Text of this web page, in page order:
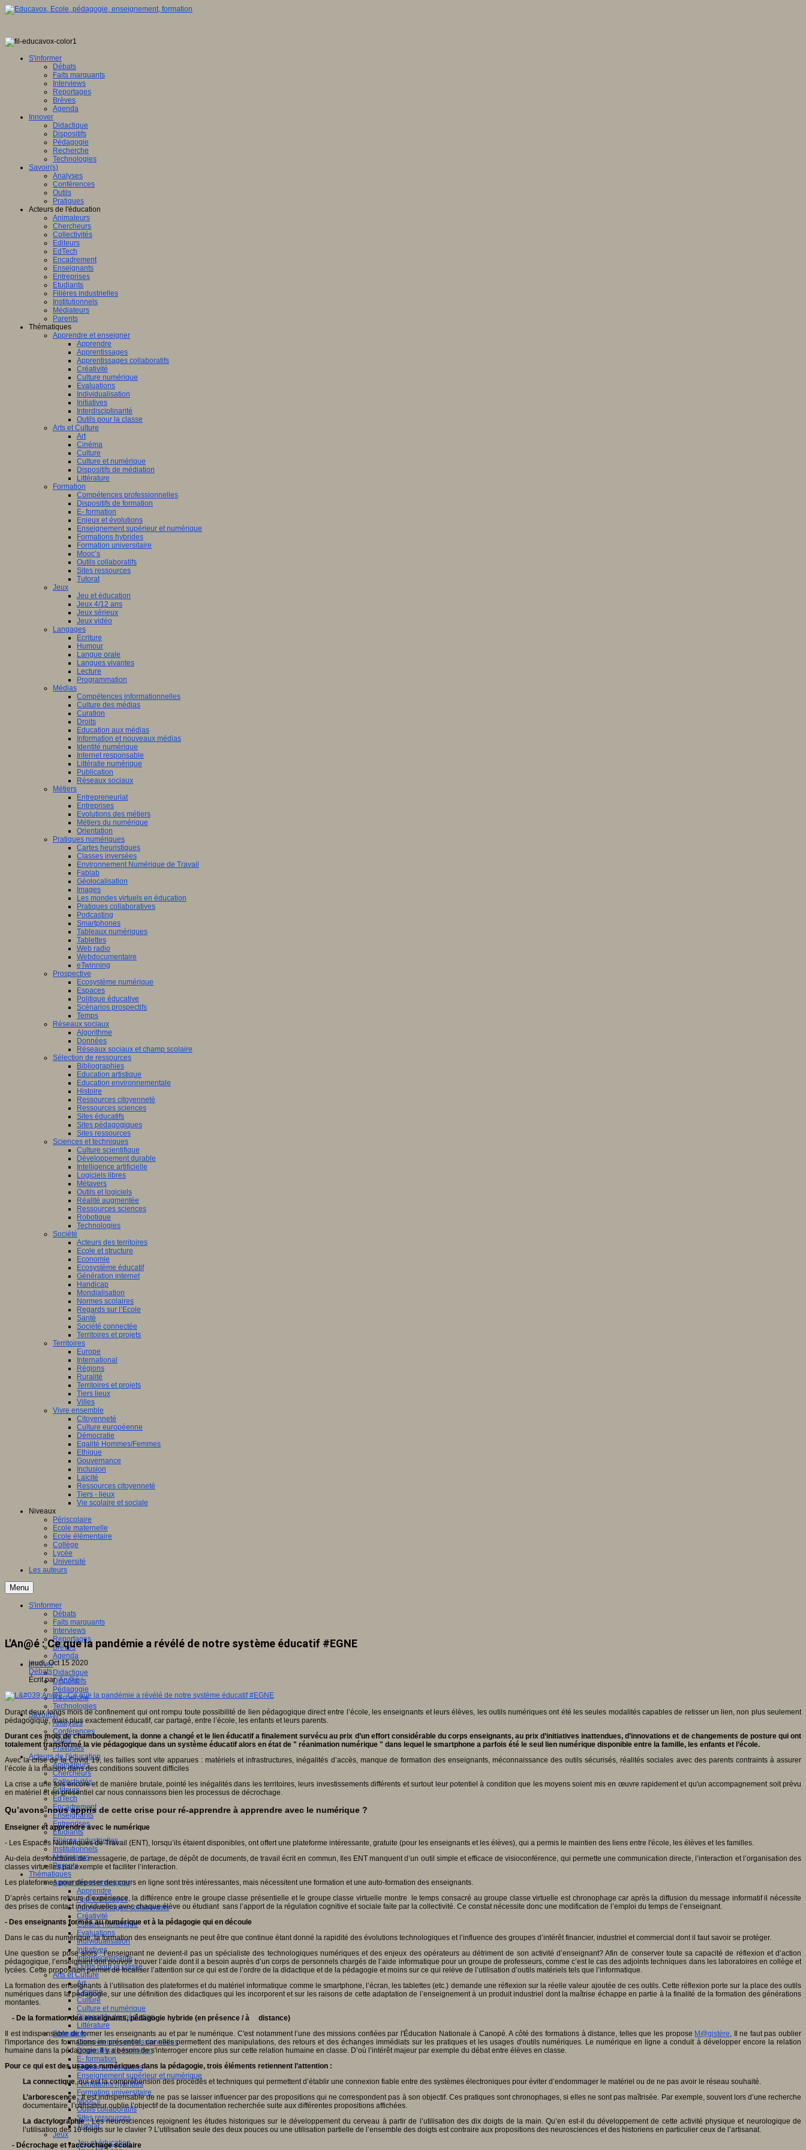
S'informer
Débats
Faits marquants
Interviews
Reportages
Brèves
Agenda
Innover
Didactique
Dispositifs
Pédagogie
Recherche
Technologies
Savoir(s)
Analyses
Conférences
Outils
Pratiques
Acteurs de l'éducation
Animateurs
Chercheurs
Collectivités
Editeurs
EdTech
Encadrement
Enseignants
Entreprises
Etudiants
Filières industrielles
Institutionnels
Médiateurs
Parents
Thématiques
Apprendre et enseigner
Apprendre
Apprentissages
Apprentissages collaboratifs
Créativité
Culture numérique
Evaluations
Individualisation
Initiatives
Interdisciplinarité
Outils pour la classe
Arts et Culture
Art
Cinéma
Culture
Culture et numérique
Dispositifs de médiation
Littérature
Formation
Compétences professionnelles
Dispositifs de formation
E- formation
Enjeux et évolutions
Enseignement supérieur et numérique
Formations hybrides
Formation universitaire
Mooc’s
Outils collaboratifs
Sites ressources
Tutorat
Jeux
Jeu et éducation
Jeux 4/12 ans
Jeux sérieux
Jeux vidéo
Langages
Ecriture
Humour
Langue orale
Langues vivantes
Lecture
Programmation
Médias
Compétences informationnelles
Culture des médias
Curation
Droits
Education aux médias
Information et nouveaux médias
Identité numérique
Internet responsable
Littératie numérique
Publication
Réseaux sociaux
Métiers
Entrepreneuriat
Entreprises
Evolutions des métiers
Métiers du numérique
Orientation
Pratiques numériques
Cartes heuristiques
Classes inversées
Environnement Numérique de Travail
Fablab
Géolocalisation
Images
Les mondes virtuels en éducation
Pratiques collaboratives
Podcasting
Smartphones
Tableaux numériques
Tablettes
Web radio
Webdocumentaire
eTwinning
Prospective
Ecosystème numérique
Espaces
Politique éducative
Scénarios prospectifs
Temps
Réseaux sociaux
Algorithme
Données
Réseaux sociaux et champ scolaire
Sélection de ressources
Bibliographies
Education artistique
Education environnementale
Histoire
Ressources citoyenneté
Ressources sciences
Sites éducatifs
Sites pédagogiques
Sites ressources
Sciences et techniques
Culture scientifique
Développement durable
Intelligence artificielle
Logiciels libres
Métavers
Outils et logiciels
Réalité augmentée
Ressources sciences
Robotique
Technologies
Société
Acteurs des territoires
Ecole et structure
Economie
Ecosystème éducatif
Génération internet
Handicap
Mondialisation
Normes scolaires
Regards sur l’Ecole
Santé
Société connectée
Territoires et projets
Territoires
Europe
International
Régions
Ruralité
Territoires et projets
Tiers lieux
Villes
Vivre ensemble
Citoyenneté
Culture européenne
Démocratie
Egalité Hommes/Femmes
Ethique
Gouvernance
Inclusion
Laïcité
Ressources citoyenneté
Tiers - lieux
Vie scolaire et sociale
Niveaux
Périscolaire
Ecole maternelle
Ecole élémentaire
Collège
Lycée
Université
Les auteurs
Menu
S'informer
Débats
Faits marquants
Interviews
Reportages
Brèves
Agenda
Innover
Didactique
Dispositifs
Pédagogie
Recherche
Technologies
Savoir(s)
Analyses
Conférences
Outils
Pratiques
Acteurs de l'éducation
Animateurs
Chercheurs
Collectivités
Editeurs
EdTech
Encadrement
Enseignants
Entreprises
Etudiants
Filières industrielles
Institutionnels
Médiateurs
Parents
Thématiques
Apprendre et enseigner
Apprendre
Apprentissages
Apprentissages collaboratifs
Créativité
Culture numérique
Evaluations
Individualisation
Initiatives
Interdisciplinarité
Outils pour la classe
Arts et Culture
Art
Cinéma
Culture
Culture et numérique
Dispositifs de médiation
Littérature
Formation
Compétences professionnelles
Dispositifs de formation
E- formation
Enjeux et évolutions
Enseignement supérieur et numérique
Formations hybrides
Formation universitaire
Mooc’s
Outils collaboratifs
Sites ressources
Tutorat
Jeux
Jeu et éducation
L'An@é : Ce que la pandémie a révélé de notre système éducatif #EGNE
jeudi, Oct 15 2020
Débats
Écrit parAn@é
Durant deux longs mois de confinement qui ont rompu toute possibilité de lien pédagogique direct entre l’école, les enseignants et leurs élèves, les outils numériques ont été les seules modalités capables de retisser un lien, non plus seulement
pédagogique, mais plus exactement éducatif, car partagé, entre l’école, les enfants et leurs parents.
Durant ces mois de chamboulement, la donne a changé et le lien éducatif a finalement survécu au prix d’un effort considérable du corps enseignants, au prix d’initiatives inattendues, d’innovations et de changements de posture qui ont
totalement transformé la vie pédagogique dans un système éducatif alors en état de " réanimation numérique " dans lequel le smartphone a parfois été le seul lien numérique disponible entre la famille, les enfants et l’école.
Avec la crise de la Covid 19, les failles sont vite apparues : matériels et infrastructures, inégalités d’accès, manque de formation des enseignants, méconnaissance des outils sécurisés, réalités sociales avec des parents contraints à assurer
l’école à la maison dans des conditions souvent difficiles
La crise a une fois encore et de manière brutale, pointé les inégalités dans les territoires, leurs investissements différents et surtout leur potentiel à condition que les moyens soient mis en œuvre rapidement et qu'un accompagnement soit prévu
en matériel et en présentiel car nous connaissons bien les processus de décrochage.
Qu’avons-nous appris de cette crise pour ré-apprendre à apprendre avec le numérique ?
Enseigner et apprendre avec le numérique
- Les Espaces Numériques de Travail (ENT), lorsqu’ils étaient disponibles, ont offert une plateforme intéressante, gratuite (pour les enseignants et les élèves), qui a permis le maintien des liens entre l'école, les élèves et les familles.
Au-dela des fonctions de messagerie, de partage, de dépôt de documents, de travail écrit en commun, Iles ENT manquent d’un outil simple et efficace de visioconférence, qui permette une communication directe, l’interaction et l’organisation des
classes virtuelles par exemple et faciliter l’interaction.
Les plateformes pour déposer des cours en ligne sont très intéressantes, mais nécessitent une formation et une auto-formation des enseignants.
D’après certains retours d’expérience, la différence entre le groupe classe présentielle et le groupe classe virtuelle montre le temps consacré au groupe classe virtuelle est chronophage car après la diffusion du message informatif il nécessite
des prises de contact individuelles avec chaque élève ou étudiant sans l’apport de la régulation cognitive et sociale faite par la collectivité. Ce constat nécessite donc une modification de l’emploi du temps de l’enseignant.
- Des enseignants formés au numérique et à la pédagogie qui en découle
Dans le cas du numérique, la formation des enseignants ne peut être que continue étant donné la rapidité des évolutions technologiques et l’influence des groupes d’intérêt financier, industriel et commercial dont il faut savoir se protéger.
Une question se pose alors : l’enseignant ne devient-il pas un spécialiste des technologiques numériques et des enjeux des opérateurs au détriment de son activité d’enseignant? Afin de conserver toute sa capacité de réflexion et d’action
pédagogique, l’enseignant doit pouvoir trouver l’aide dont il a besoin auprès d’un corps de personnels chargés de l’aide informatique pour un groupe de professeurs, comme c’est le cas des adjoints techniques dans les laboratoires en collège et
lycées. Cette proposition permet de focaliser l’attention sur ce qui est de l’ordre de la didactique et de la pédagogie et moins sur ce qui relève de l’utilisation d’outils matériels tels que l’informatique.
La formation des enseignants à l’utilisation des plateformes et du matériel informatique comme le smartphone, l’écran, les tablettes (etc.) demande une réflexion sur la réelle valeur ajoutée de ces outils. Cette réflexion porte sur la place des outils
numériques dans la pédagogie, sur une définition des didactiques qui les incorporent et sur les raisons de cette adaptation de l’enseignement à un produit industriel dont la maîtrise échappe en partie à la finalité de la formation des générations
montantes.
- De la formation des enseignants, pédagogie hybride (en présence / à distance)
Il est indispensable de former les enseignants au et par le numérique. C'est notamment l’une des missions confiées par l'Éducation Nationale à Canopé. A côté des formations à distance, telles que les propose M@gistère, Il ne faut pas oublier
l'importance des formations en présentiel, car elles permettent des manipulations, des retours et des échanges immédiats sur les pratiques et les usages d'outils numériques. Le numérique en ligne a conduit à développer encore la relation
humaine dans la pédagogie. Il y a besoin de s'interroger encore plus sur cette relation humaine en classe. D’où l’intérêt majeur par exemple du débat entre élèves en classe.
Pour ce qui est des usages numériques dans la pédagogie, trois éléments retiennent l’attention :
La connectique, qui est la compréhension des procédés et techniques qui permettent d’établir une connexion fiable entre des systèmes électroniques pour éviter d’endommager le matériel ou de ne pas avoir le réseau souhaité.
L’arborescence: Il est indispensable de ne pas se laisser influencer par des propositions qui ne correspondent pas à son objectif. Ces pratiques sont chronophages, si elles ne sont pas maîtrisée. Par exemple, souvent lors d’une recherche
documentaire, l’utilisateur oublie l’objectif de la documentation recherchée suite aux différentes propositions affichées.
La dactylographie: Les neurosciences rejoignent les études historiques sur le développement du cerveau à partir de l’utilisation des dix doigts de la main. Qu’en est-il du développement de cette activité physique et neurologique de
l’utilisation des 10 doigts sur le clavier ? L’utilisation seule des deux pouces ou une utilisation partielle de l’ensemble des doigts est contraire aux propositions des neurosciences et des historiens en particulier ceux de l’artisanat.
- Décrochage et raccrochage scolaire